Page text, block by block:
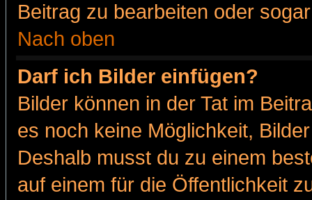
Beitrag zu bearbeiten oder
Nach oben
Darf ich Bilder einfügen?
Bilder können in der Tat im
es noch keine Möglichkeit,
Deshalb musst du zu einem
auf einem für die Öffentlichkeit